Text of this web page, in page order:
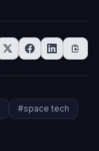
#space tech